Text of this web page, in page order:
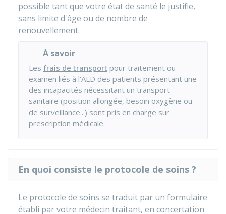
possible tant que votre état de santé le justifie,
sans limite d'âge ou de nombre de
renouvellement.
À savoir
Les frais de transport pour traitement ou
examen liés à l'ALD des patients présentant une
des incapacités nécessitant un transport
sanitaire (position allongée, besoin oxygène ou
de surveillance...) sont pris en charge sur
prescription médicale.
En quoi consiste le protocole de soins ?
Le protocole de soins se traduit par un formulaire
établi par votre médecin traitant, en concertation